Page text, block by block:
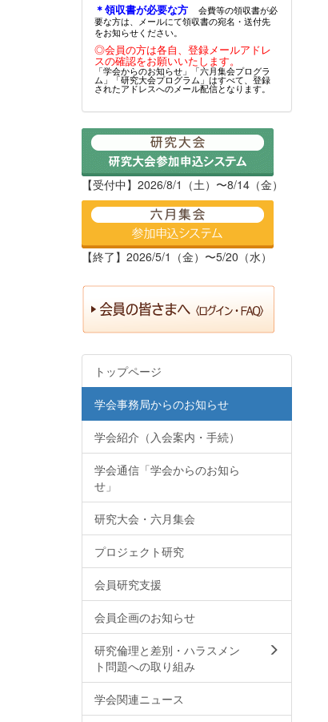
＊領収書が必要な方
会費等の領収書が必
要な方は、メールにて領収書の宛名・送付先
をお知らせください。
◎会員の方は各自、登録メールアドレ
スの確認をお願いいたします。
「学会からのお知らせ」「六月集会プログラ
ム」「研究大会プログラム」はすべて、登録
されたアドレスへのメール配信となります。
【受付中】2026/8/1（土）〜8/14（金）
【終了】2026/5/1（金）〜5/20（水）
トップページ
学会事務局からのお知らせ
学会紹介（入会案内・手続）
学会通信「学会からのお知ら
せ」
研究大会・六月集会
プロジェクト研究
会員研究支援
会員企画のお知らせ
研究倫理と差別・ハラスメン
ト問題への取り組み
学会関連ニュース